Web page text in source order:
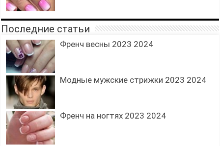
Последние статьи
Френч весны 2023 2024
Модные мужские стрижки 2023 2024
Френч на ногтях 2023 2024